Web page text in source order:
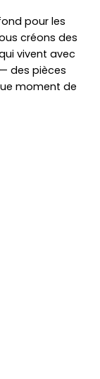
pour les
créons des
vivent avec
des pièces
moment de